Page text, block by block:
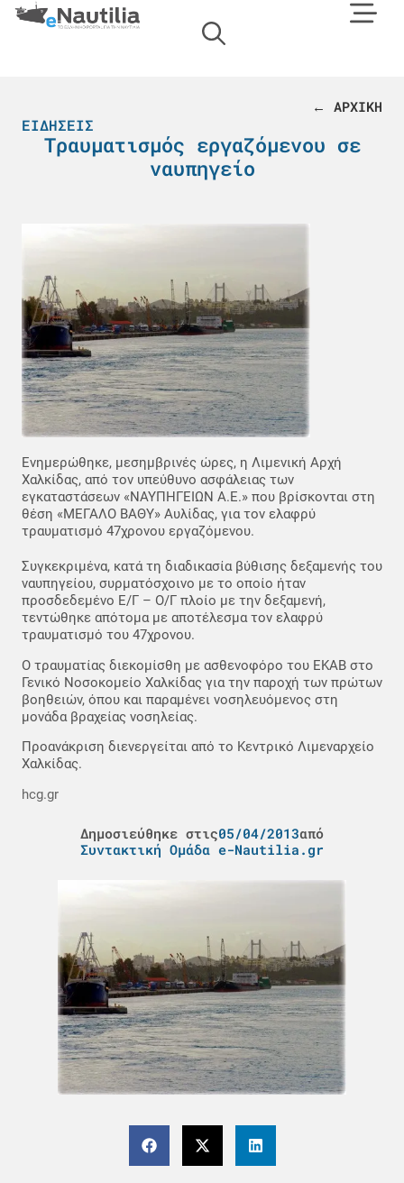
← ΑΡΧΙΚΗ
ΕΙΔΉΣΕΙΣ
Τραυματισμός εργαζόμενου σε
ναυπηγείο
Ενημερώθηκε, μεσημβρινές ώρες, η Λιμενική Αρχή
Χαλκίδας, από τον υπεύθυνο ασφάλειας των
εγκαταστάσεων «ΝΑΥΠΗΓΕΙΩΝ Α.Ε.» που βρίσκονται στη
θέση «ΜΕΓΑΛΟ ΒΑΘΥ» Αυλίδας, για τον ελαφρύ
τραυματισμό 47χρονου εργαζόμενου.
Συγκεκριμένα, κατά τη διαδικασία βύθισης δεξαμενής του
ναυπηγείου, συρματόσχοινο με το οποίο ήταν
προσδεδεμένο Ε/Γ – Ο/Γ πλοίο με την δεξαμενή,
τεντώθηκε απότομα με αποτέλεσμα τον ελαφρύ
τραυματισμό του 47χρονου.
Ο τραυματίας διεκομίσθη με ασθενοφόρο του ΕΚΑΒ στο
Γενικό Νοσοκομείο Χαλκίδας για την παροχή των πρώτων
βοηθειών, όπου και παραμένει νοσηλευόμενος στη
μονάδα βραχείας νοσηλείας.
Προανάκριση διενεργείται από το Κεντρικό Λιμεναρχείο
Χαλκίδας.
hcg.gr
Δημοσιεύθηκε στις05/04/2013από
Συντακτική Ομάδα e-Nautilia.gr